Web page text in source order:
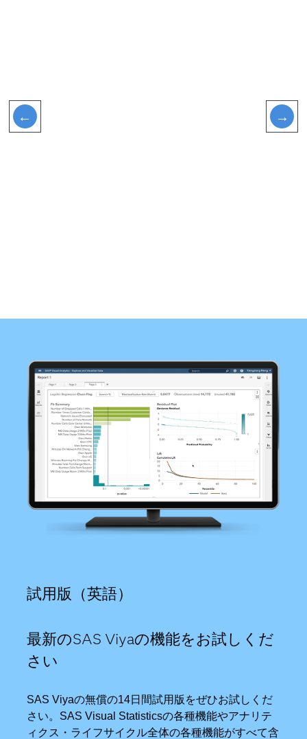
試用版（英語）
最新のSAS Viyaの機能をお試しくだ
さい
SAS Viyaの無償の14日間試用版をぜひお試しくだ
さい。SAS Visual Statisticsの各種機能やアナリテ
ィクス・ライフサイクル全体の各種機能がすべて含